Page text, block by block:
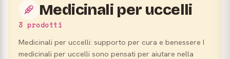
Medicinali per uccelli
3 prodotti
Medicinali per uccelli: supporto per cura e benessere I
medicinali per uccelli sono pensati per aiutare nella